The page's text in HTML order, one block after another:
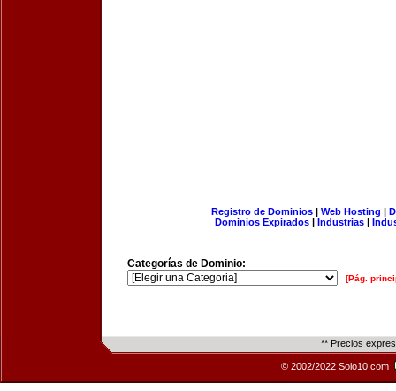
Registro de Dominios| Web Hosting |
Dominios Expirados | Industrias |
Categorías de Dominio:
[Pág.
** Precios
© 2002/2022 Solo10.com